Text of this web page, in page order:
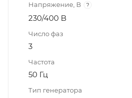
Напряжение, В ?
230/400 B
Число фаз
3
Частота
50 Гц
Тип генератора